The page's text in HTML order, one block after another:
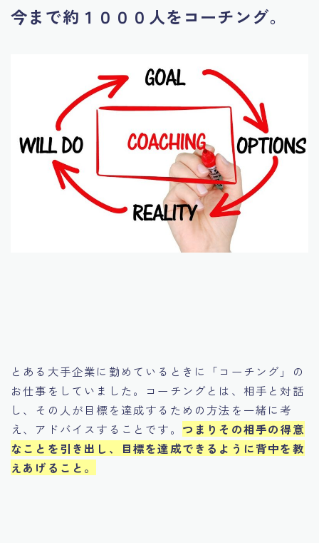
今まで約１０００人をコーチング。
とある大手企業に勤めているときに「コーチング」の
お仕事をしていました。コーチングとは、相手と対話
し、その人が目標を達成するための方法を一緒に考
え、アドバイスすることです。 つまりその相手の得意
なことを引き出し、目標を達成できるように背中を教
えあげること。